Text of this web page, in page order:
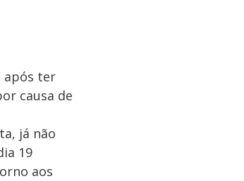
após ter
causa de
já não
19
aos